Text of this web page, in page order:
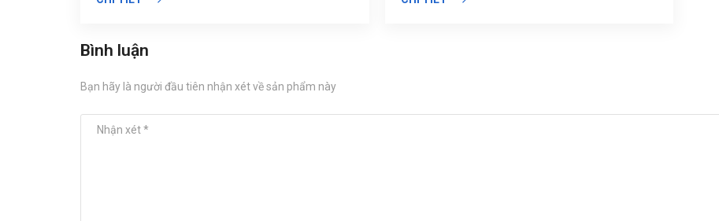
Bình luận
Bạn hãy là người đầu tiên nhận xét về sản phẩm này